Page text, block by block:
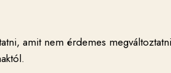
amit nem érdemes